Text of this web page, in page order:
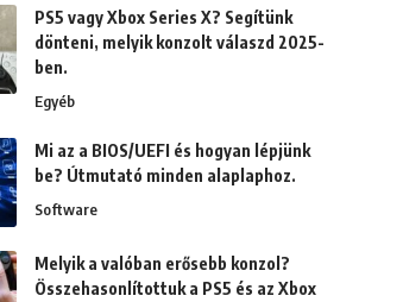
PS5 vagy Xbox Series X? Segítünk
dönteni, melyik konzolt válaszd 2025-
ben.
Egyéb
Mi az a BIOS/UEFI és hogyan lépjünk
be? Útmutató minden alaplaphoz.
Software
Melyik a valóban erősebb konzol?
Összehasonlítottuk a PS5 és az Xbox